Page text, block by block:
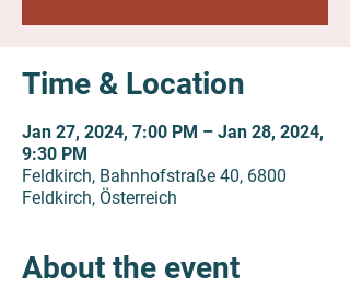
Time & Location
Jan 27, 2024, 7:00 PM – Jan 28, 2024,
9:30 PM
Feldkirch, Bahnhofstraße 40, 6800
Feldkirch, Österreich
About the event